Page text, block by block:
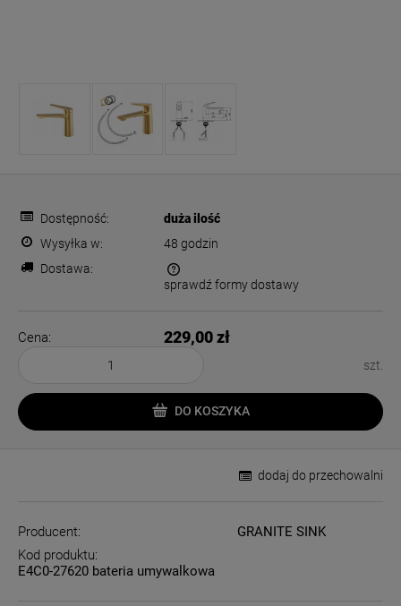
Dostępność:
duża ilość
Wysyłka w:
48 godzin
Dostawa:
Cena nie zawiera ewentualnych kosztów płatności
sprawdź formy dostawy
Cena: 229,00 zł
szt.
DO KOSZYKA
dodaj do przechowalni
Producent:
GRANITE SINK
Kod produktu:
E4C0-27620 bateria umywalkowa